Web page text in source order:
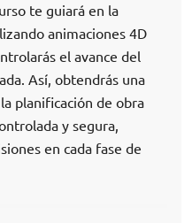
te guiará en la
animaciones 4D
el avance del
Así, obtendrás una
planificación de obra
y segura,
en cada fase de